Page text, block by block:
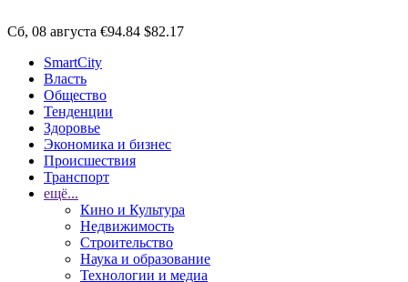
Сб, 08 августа €94.84 $82.17
SmartCity
Власть
Общество
Тенденции
Здоровье
Экономика и бизнес
Происшествия
Транспорт
ещё...
Кино и Культура
Недвижимость
Строительство
Наука и образование
Технологии и медиа